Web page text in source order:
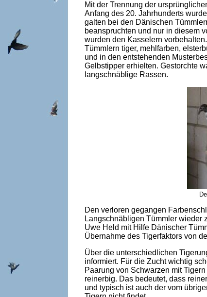
Mit der Trennung der
Anfang des 20. Jahrhunderts
galten bei den Dänischen
beanspruchten und nur in diesem
wurden den Kasselern
Tümmlern tiger, mehlfarben,
und in den entstehenden
Gelbstipper erhielten. Gestorchte
langschnäblige Rassen.
Den verloren gegangen
Langschnäbligen Tümmler wieder
Uwe Held mit Hilfe Dänischer
Übernahme des Tigerfaktors von
Über die unterschiedlichen
informiert. Für die Zucht wichtig
Paarung von Schwarzen mit
reinerbig. Das bedeutet, dass
und typisch ist auch der vom